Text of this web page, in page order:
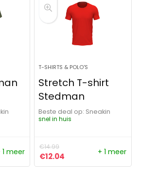
was: €7.99.
€7.12.
1 meer
T-SHIRTS & POLO'S
Stretch T-shirt
Stedman
Beste deal op:
Sneakin
snel in huis
€14.99
Oorspronkelijke prijs was:
€12.04 Huidige prijs is:
+ 1 meer